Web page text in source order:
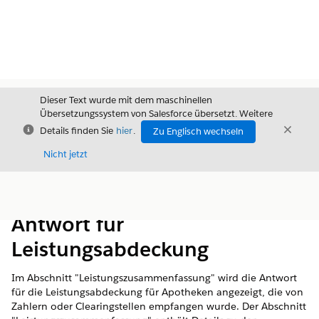
Schließen
Dieser Text wurde mit dem maschinellen
Übersetzungssystem von Salesforce übersetzt. Weitere
Details finden Sie hier.
Zu Englisch wechseln
Nicht jetzt
Antwort für
Leistungsabdeckung
Im Abschnitt "Leistungszusammenfassung" wird die Antwort
für die Leistungsabdeckung für Apotheken angezeigt, die von
Zahlern oder Clearingstellen empfangen wurde. Der Abschnitt